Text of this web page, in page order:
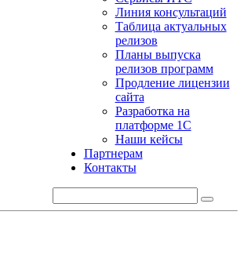
Линия консультаций
Таблица актуальных
релизов
Планы выпуска
релизов программ
Продление лицензии
сайта
Разработка на
платформе 1С
Наши кейсы
Партнерам
Контакты